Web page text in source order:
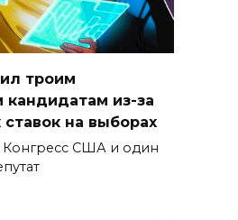
троим
кандидатам из-за
на выборах
Конгресс США и один